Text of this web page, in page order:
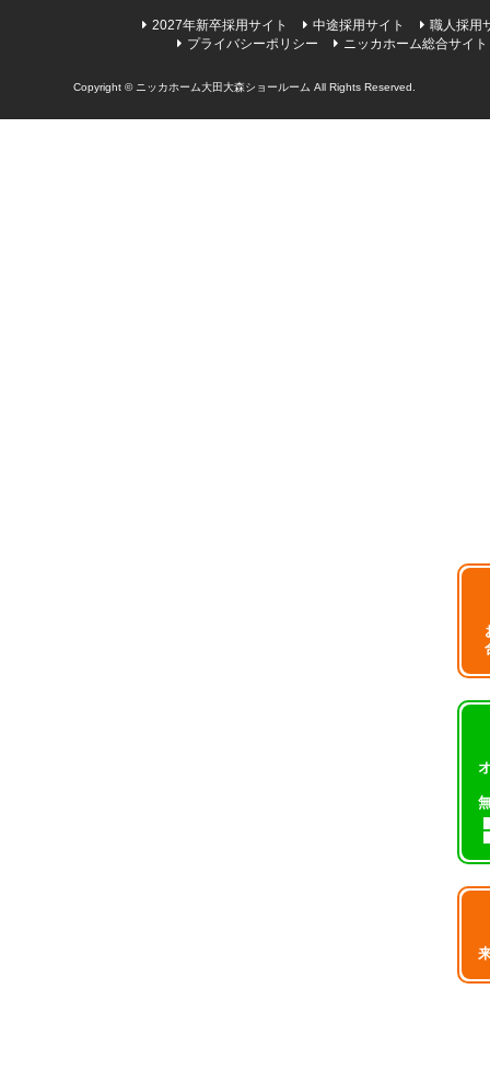
2027年新卒採用サイト 中途採用サイト
職人採用
プライバシーポリシー
ニッカホーム総合サイト
Copyright © ニッカホーム大田大森ショールーム All Rights Reserved.